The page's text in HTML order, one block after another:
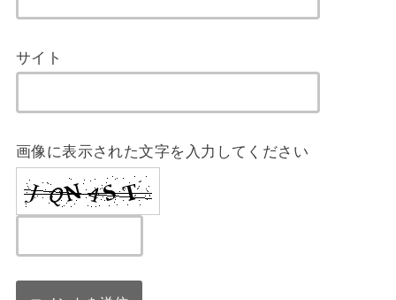
サイト
画像に表示された文字を入力してください